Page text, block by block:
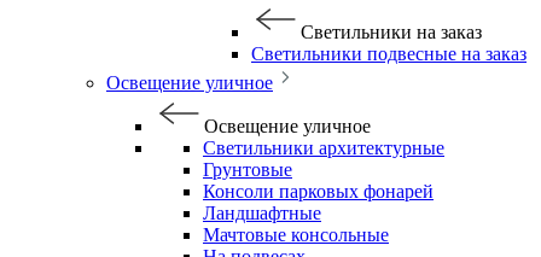
Светильники на заказ
Светильники подвесные на заказ
Освещение уличное
Освещение уличное
Светильники архитектурные
Грунтовые
Консоли парковых фонарей
Ландшафтные
Мачтовые консольные